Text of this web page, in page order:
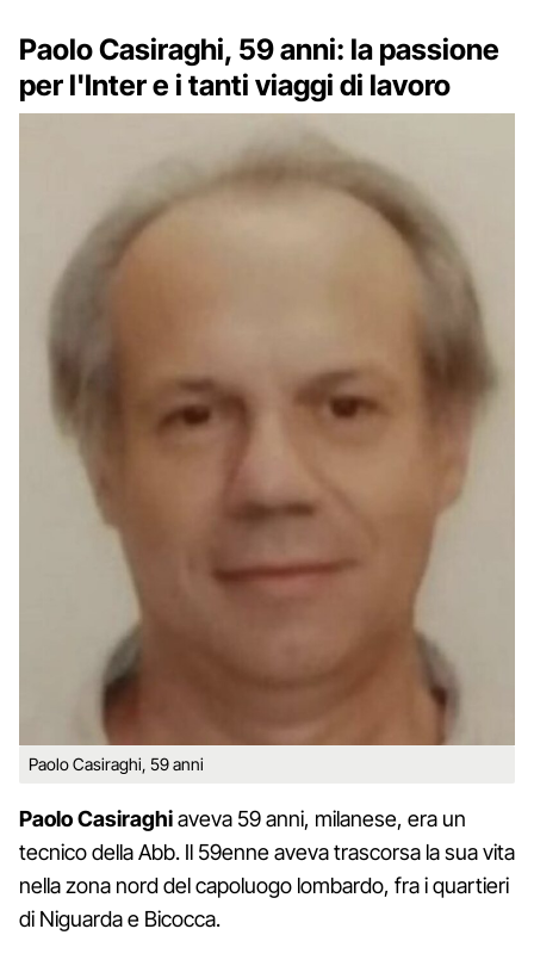
Paolo Casiraghi, 59 anni: la passione
per l'Inter e i tanti viaggi di lavoro
Paolo Casiraghi, 59 anni
PaoloCasiraghiaveva 59 anni, milanese, era un
tecnico della Abb. Il 59enne aveva trascorsa la sua vita
nella zona nord del capoluogo lombardo, fra i quartieri
di Niguarda e Bicocca.